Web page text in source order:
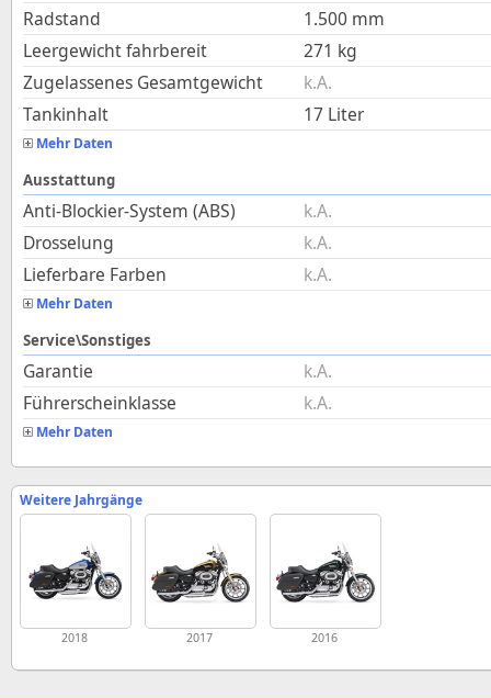
Radstand
1.500 mm
Leergewicht fahrbereit
271 kg
Zugelassenes Gesamtgewicht
k.A.
Tankinhalt
17 Liter
Mehr Daten
Ausstattung
Anti-Blockier-System (ABS)
k.A.
Drosselung
k.A.
Lieferbare Farben
k.A.
Mehr Daten
Service\Sonstiges
Garantie
k.A.
Führerscheinklasse
k.A.
Mehr Daten
Weitere Jahrgänge
2018 2017 2016